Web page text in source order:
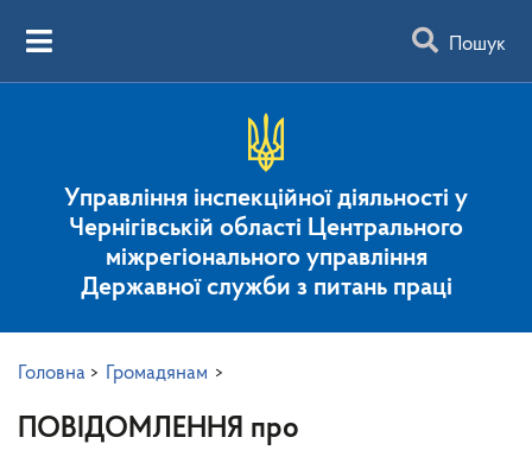
Пошук
Управління інспекційної діяльності у
Чернігівській області Центрального
міжрегіонального управління
Державної служби з питань праці
Головна > Громадянам >
ПОВІДОМЛЕННЯ про